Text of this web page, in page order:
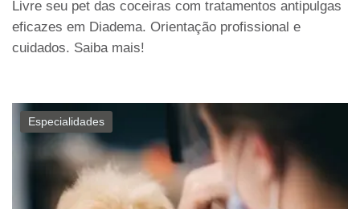
Livre seu pet das coceiras com tratamentos antipulgas
eficazes em Diadema. Orientação profissional e
cuidados. Saiba mais!
Especialidades